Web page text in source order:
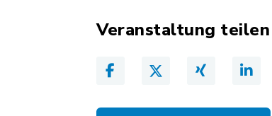
Veranstaltung teilen